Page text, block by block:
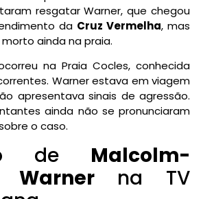
resgatar Warner, que chegou
da Cruz Vermelha, mas
ainda na praia.
na Praia Cocles, conhecida
Warner estava em viagem
apresentava sinais de agressão.
ainda não se pronunciaram
o caso.
de Malcolm-
Warnerna TV